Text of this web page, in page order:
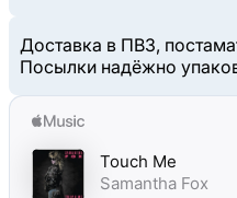
Доставка в ПВЗ,
Посылки надёжно